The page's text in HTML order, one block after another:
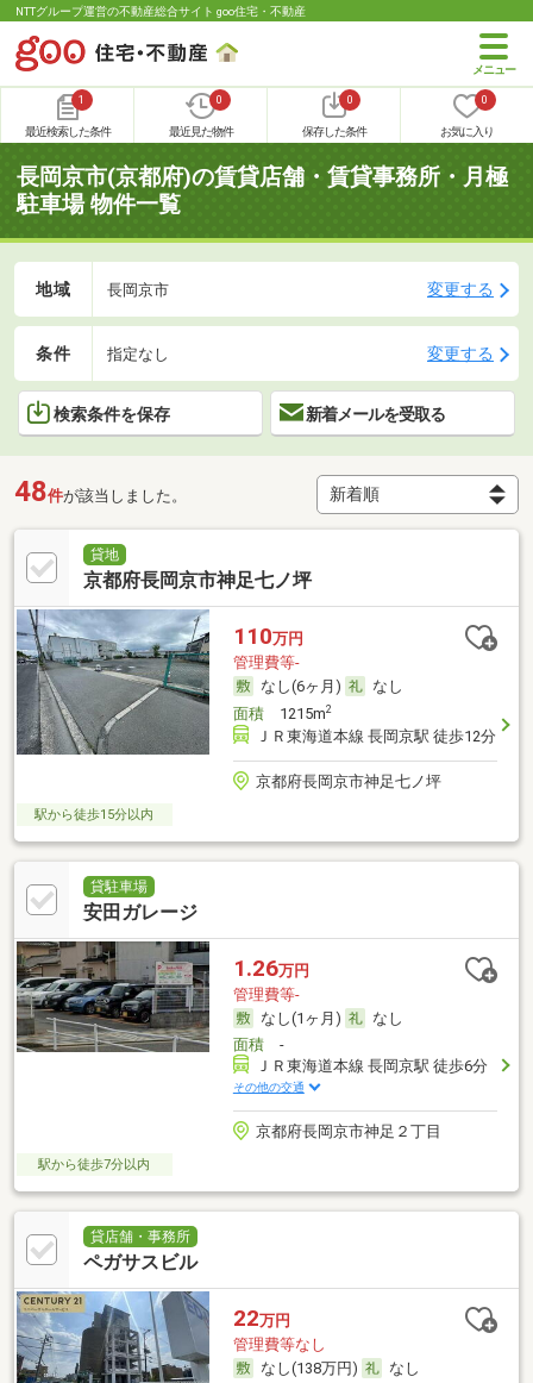
NTTグループ運営の不動産総合サイト goo住宅・不動産
1
最近検索した条件
0
最近見た物件
0
保存した条件
0
お気に入り
長岡京市(京都府)の賃貸店舗・賃貸事務所・月極
駐車場 物件一覧
地域 長岡京市 変更する
条件 指定なし 変更する
検索条件を保存 新着メールを受取る
48件が該当しました。
貸地
京都府長岡京市神足七ノ坪
110万円
管理費等-
なし(6ヶ月)
なし
面積1215m2
ＪＲ東海道本線 長岡京駅 徒歩12分
京都府長岡京市神足七ノ坪
駅から徒歩15分以内
貸駐車場
安田ガレージ
1.26万円
管理費等-
なし(1ヶ月)
なし
面積-
ＪＲ東海道本線 長岡京駅 徒歩6分
その他の交通
京都府長岡京市神足２丁目
駅から徒歩7分以内
貸店舗・事務所
ペガサスビル
22万円
管理費等なし
なし(138万円)
なし